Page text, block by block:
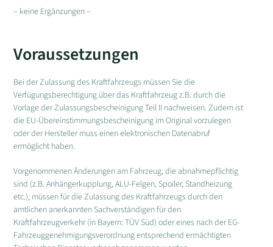
– keine Ergänzungen –
Voraussetzungen
Bei der Zulassung des Kraftfahrzeugs müssen Sie die
Verfügungsberechtigung über das Kraftfahrzeug z.B. durch die
Vorlage der Zulassungsbescheinigung Teil II nachweisen. Zudem ist
die EU-Übereinstimmungsbescheinigung im Original vorzulegen
oder der Hersteller muss einen elektronischen Datenabruf
ermöglicht haben.
Vorgenommenen Änderungen am Fahrzeug, die abnahmepflichtig
sind (z.B. Anhängerkupplung, ALU-Felgen, Spoiler, Standheizung
etc.), müssen für die Zulassung des Kraftfahrzeugs durch den
amtlichen anerkannten Sachverständigen für den
Kraftfahrzeugverkehr (in Bayern: TÜV Süd) oder eines nach der EG-
Fahrzeuggenehmigungsverordnung entsprechend ermächtigten